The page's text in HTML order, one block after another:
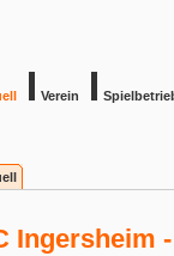
Verein
Ingersheim